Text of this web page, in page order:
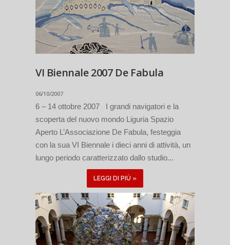
VI Biennale 2007 De Fabula
06/10/2007
6 – 14 ottobre 2007 I grandi navigatori e la
scoperta del nuovo mondo Liguria Spazio
Aperto L’Associazione De Fabula, festeggia
con la sua VI Biennale i dieci anni di attività, un
lungo periodo caratterizzato dallo studio...
LEGGI DI PIÙ »